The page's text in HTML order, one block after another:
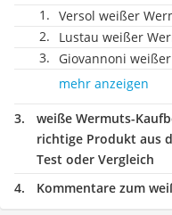
Versol weißer
Lustau weißer
Giovannoni
mehr anzeigen
weiße Wermuts-
richtige Produkt aus
Test oder Vergleich
Kommentare zum